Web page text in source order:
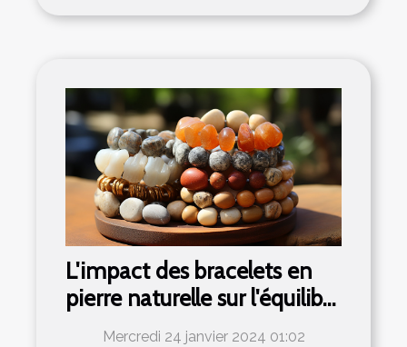
L'impact des bracelets en
pierre naturelle sur l'équilibre
émotionnel
Mercredi 24 janvier 2024 01:02